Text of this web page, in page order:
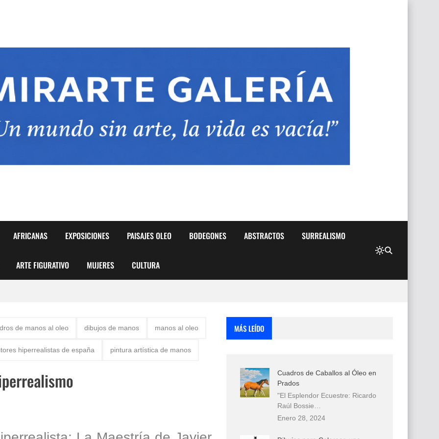
AFRICANAS EXPOSICIONES PAISAJES OLEO BODEGONES ABSTRACTOS SURREALISMO
ARTE FIGURATIVO MUJERES CULTURA
Biryulina Vita
de manos al oleo dibujos de manos manos al oleo
hiperrealistas de españa pintura artística de manos
MÁS LEÍDO
Cuadros de Caballos al Óleo en
Prados
"El Esplendor Ecuestre: Ricardo
Raúl Bossie…
Enero 28, 2024